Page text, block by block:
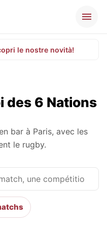
le nostre novità!
des 6 Nations
bar à Paris, avec les
le rugby.